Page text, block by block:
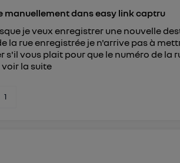
manuellement dans easy link captru
je veux enregistrer une nouvelle
la rue enregistrée je n'arrive pas à
s'il vous plait pour que le numéro de la
voir la suite
1
ayant consentis.
mobile.
retirer ce consentement surle
via la page « gérer Utiq » en bas de ce